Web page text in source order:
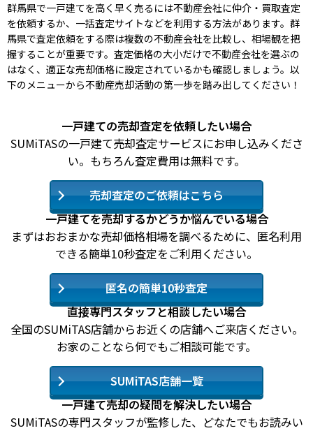
群馬県で一戸建てを高く早く売るには不動産会社に仲介・買取査定
を依頼するか、一括査定サイトなどを利用する方法があります。群
馬県で査定依頼をする際は複数の不動産会社を比較し、相場観を把
握することが重要です。査定価格の大小だけで不動産会社を選ぶの
はなく、適正な売却価格に設定されているかも確認しましょう。以
下のメニューから不動産売却活動の第一歩を踏み出してください！
一戸建ての売却査定を依頼したい場合
SUMiTASの一戸建て売却査定サービスにお申し込みくださ
い。もちろん査定費用は無料です。
売却査定のご依頼はこちら
一戸建てを売却するかどうか悩んでいる場合
まずはおおまかな売却価格相場を調べるために、匿名利用
できる簡単10秒査定をご利用ください。
匿名の簡単10秒査定
直接専門スタッフと相談したい場合
全国のSUMiTAS店舗からお近くの店舗へご来店ください。
お家のことなら何でもご相談可能です。
SUMiTAS店舗一覧
一戸建て売却の疑問を解決したい場合
SUMiTASの専門スタッフが監修した、どなたでもお読みい